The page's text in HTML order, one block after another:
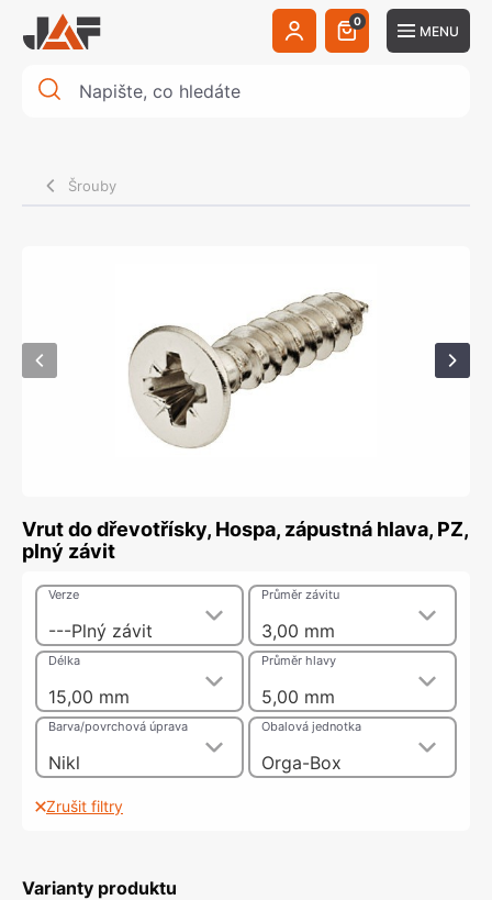
0
MENU
Šrouby
Vrut do dřevotřísky, Hospa, zápustná hlava, PZ,
plný závit
---Plný závit
Verze
3,00 mm
Průměr závitu
15,00 mm
Délka
5,00 mm
Průměr hlavy
Nikl
Barva/povrchová úprava
Orga-Box
Obalová jednotka
Zrušit filtry
Varianty produktu